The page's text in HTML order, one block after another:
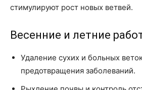
стимулируют рост новых ветвей.
Весенние и летние
Удаление сухих и больных
предотвращения заболеваний.